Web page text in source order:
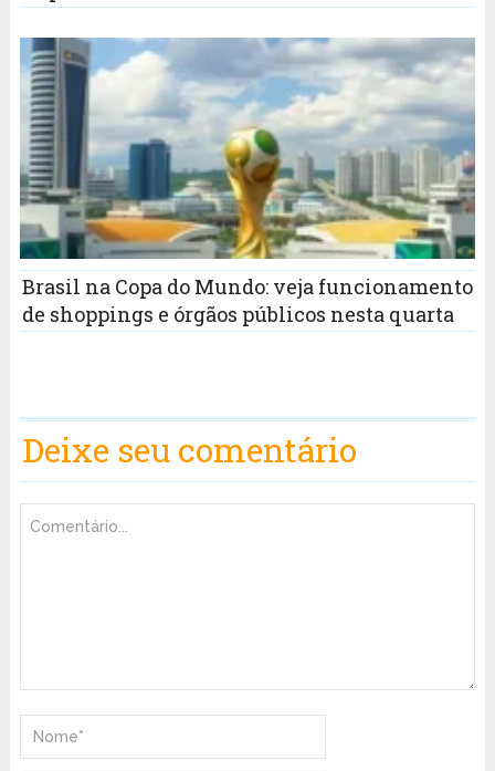
Brasil na Copa do Mundo: veja funcionamento
de shoppings e órgãos públicos nesta quarta
Deixe seu comentário